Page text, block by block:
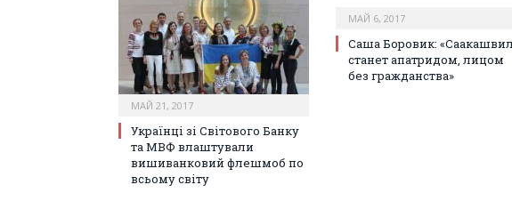
МАЙ 21, 2017
Українці зі Світового Банку
та МВФ влаштували
вишиванковий флешмоб по
всьому світу
МАЙ 6, 2017
Саша Боровик:
станет апатридом, лицом
без гражданства»